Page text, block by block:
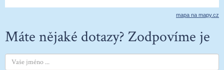
mapa na mapy.cz
Máte nějaké dotazy? Zodpovíme je